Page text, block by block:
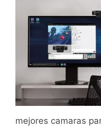
mejores camaras